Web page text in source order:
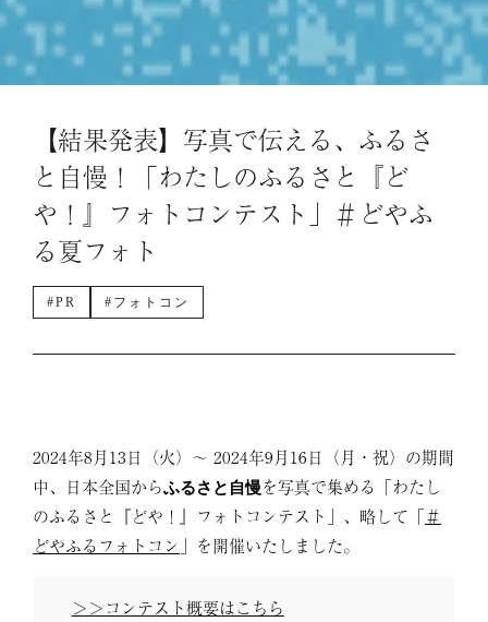
【結果発表】写真で伝える、ふるさ
と自慢！「わたしのふるさと『ど
や！』フォトコンテスト」＃どやふ
る夏フォト
#PR #フォトコン
2024年8月13日（火）〜 2024年9月16日（月・祝）の期間
中、日本全国からふるさと自慢を写真で集める「わたし
のふるさと『どや！』フォトコンテスト」、略して「＃
どやふるフォトコン 」を開催いたしました。
＞＞コンテスト概要はこちら